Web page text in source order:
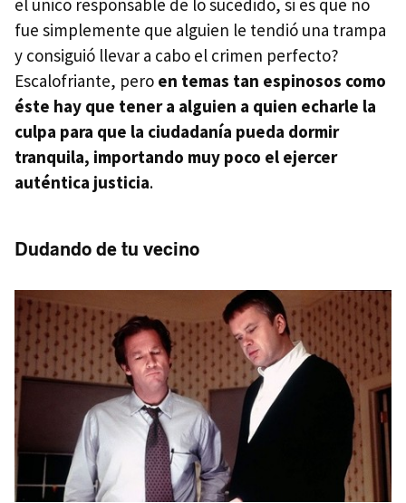
fue simplemente que alguien le tendió una trampa
y consiguió llevar a cabo el crimen perfecto?
Escalofriante, pero en temas tan espinosos como
éste hay que tener a alguien a quien echarle la
culpa para que la ciudadanía pueda dormir
tranquila, importando muy poco el ejercer
auténtica justicia.
Dudando de tu vecino